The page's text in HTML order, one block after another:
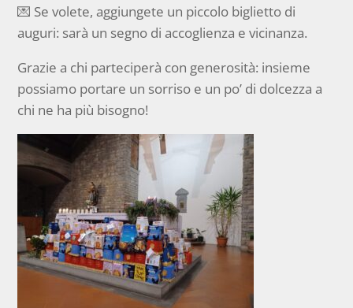
💌 Se volete, aggiungete un piccolo biglietto di
auguri: sarà un segno di accoglienza e vicinanza.
Grazie a chi parteciperà con generosità: insieme
possiamo portare un sorriso e un po’ di dolcezza a
chi ne ha più bisogno!